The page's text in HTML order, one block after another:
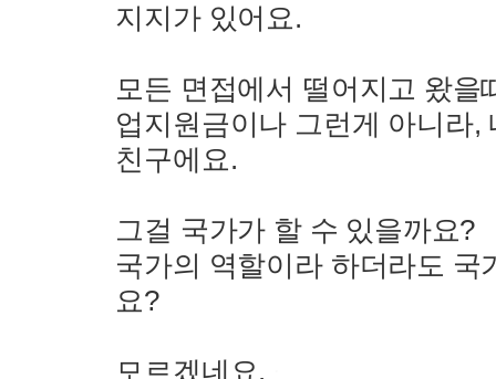
지지가 있어요.
모든 면접에서 떨어지고 왔을
업지원금이나 그런게 아니라,
친구에요.
그걸 국가가 할 수 있을까요?
국가의 역할이라 하더라도
요?
모르겠네요.